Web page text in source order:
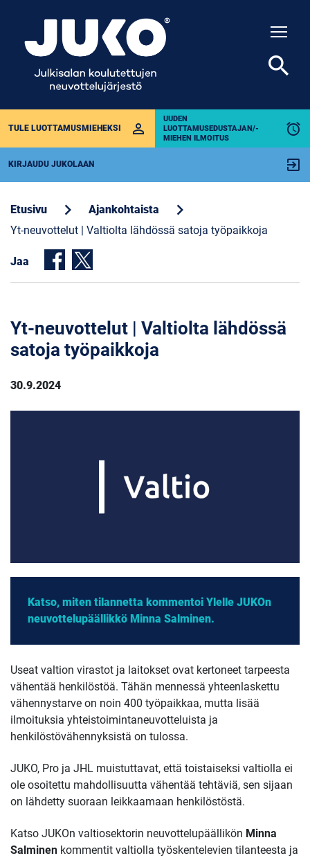
TULE LUOTTAMUSMIEHEKSI perm_identity
UUDEN
LUOTTAMUSEDUSTAJAN/-
MIEHEN ILMOITUS
alarm
KIRJAUDU JUKOLAAN exit_to_app
search
Etusivu chevron_right Ajankohtaista chevron_right
Yt-neuvottelut | Valtiolta lähdössä satoja työpaikkoja
Jaa
Yt-neuvottelut | Valtiolta lähdössä
satoja työpaikkoja
30.9.2024
Katso, miten tilannetta kommentoi Ylelle JUKOn
neuvottelupäällikkö Minna Salminen.
Useat valtion virastot ja laitokset ovat kertoneet tarpeesta
vähentää henkilöstöä. Tähän mennessä yhteenlaskettu
vähennystarve on noin 400 työpaikkaa, mutta lisää
ilmoituksia yhteistoimintaneuvotteluista ja
henkilöstövähennyksistä on tulossa.
JUKO, Pro ja JHL muistuttavat, että toistaiseksi valtiolla ei
ole osoitettu mahdollisuutta vähentää tehtäviä, sen sijaan
on lähdetty suoraan leikkaamaan henkilöstöstä.
Katso JUKOn valtiosektorin neuvottelupäällikön Minna
Salminen kommentit valtiolla työskentelevien tilanteesta ja